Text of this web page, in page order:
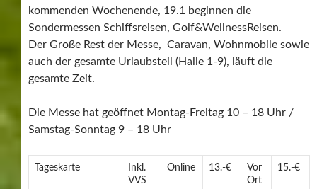
kommenden Wochenende, 19.1 beginnen die
Sondermessen Schiffsreisen, Golf&WellnessReisen.
Der Große Rest der Messe, Caravan, Wohnmobile sowie
auch der gesamte Urlaubsteil (Halle 1-9), läuft die
gesamte Zeit.
Die Messe hat geöffnet Montag-Freitag 10 – 18 Uhr /
Samstag-Sonntag 9 – 18 Uhr
Tageskarte
Inkl.
VVS
Online 13.-€
Vor
Ort
15.-€